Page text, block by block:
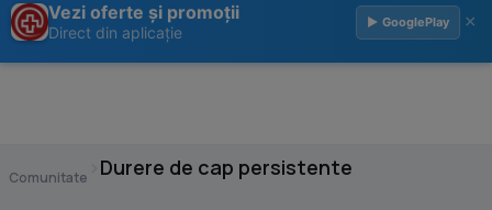
Vezi oferte și promoții
Direct din aplicație
▶ GooglePlay ×
Comunitate Durere de cap persistente